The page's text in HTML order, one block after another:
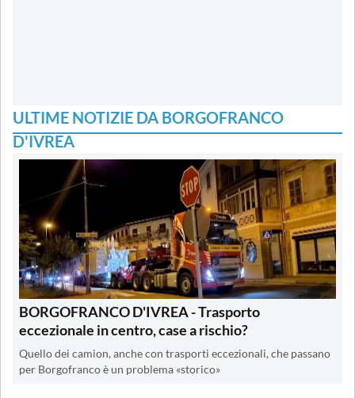
ULTIME NOTIZIE DA BORGOFRANCO
D'IVREA
BORGOFRANCO D'IVREA - Trasporto
eccezionale in centro, case a rischio?
Quello dei camion, anche con trasporti eccezionali, che passano
per Borgofranco è un problema «storico»